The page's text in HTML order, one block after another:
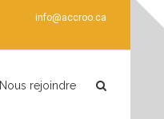
info@accroo.ca
Nous rejoindre